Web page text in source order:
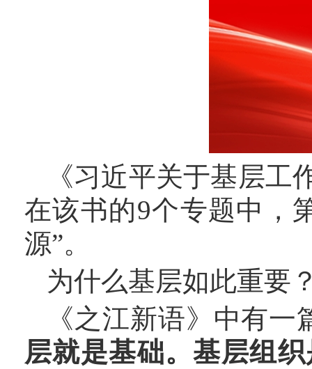
《习近平关于基层
在该书的9个专题中，
源”。
为什么基层如此重要
《之江新语》中有
层就是基础。基层组